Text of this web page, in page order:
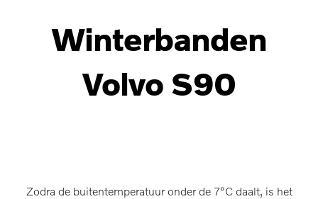
Winterbanden
Volvo S90
Zodra de buitentemperatuur onder de 7°C daalt, is het